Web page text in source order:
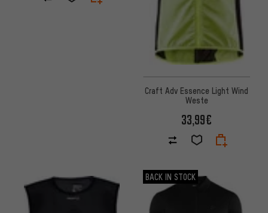
Craft Adv Essence Light Wind
Weste
33,99€
BACK IN STOCK